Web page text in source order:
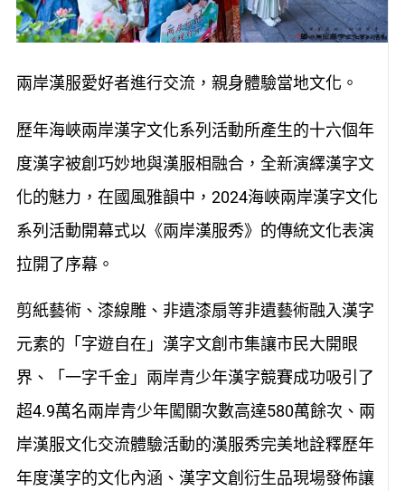
兩岸漢服愛好者進行交流，親身體驗當地文化。
歷年海峽兩岸漢字文化系列活動所產生的十六個年
度漢字被創巧妙地與漢服相融合，全新演繹漢字文
化的魅力，在國風雅韻中，2024海峽兩岸漢字文化
系列活動開幕式以《兩岸漢服秀》的傳統文化表演
拉開了序幕。
剪紙藝術、漆線雕、非遺漆扇等非遺藝術融入漢字
元素的「字遊自在」漢字文創市集讓市民大開眼
界、「一字千金」兩岸青少年漢字競賽成功吸引了
超4.9萬名兩岸青少年闖關次數高達580萬餘次、兩
岸漢服文化交流體驗活動的漢服秀完美地詮釋歷年
年度漢字的文化內涵、漢字文創衍生品現場發佈讓